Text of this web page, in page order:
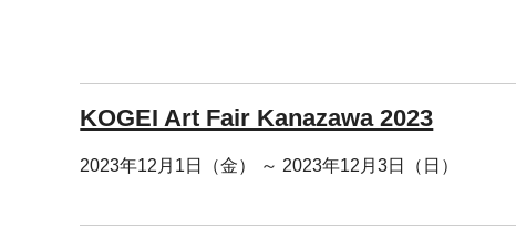
KOGEI Art Fair Kanazawa 2023
2023年12月1日（金） ～ 2023年12月3日（日）